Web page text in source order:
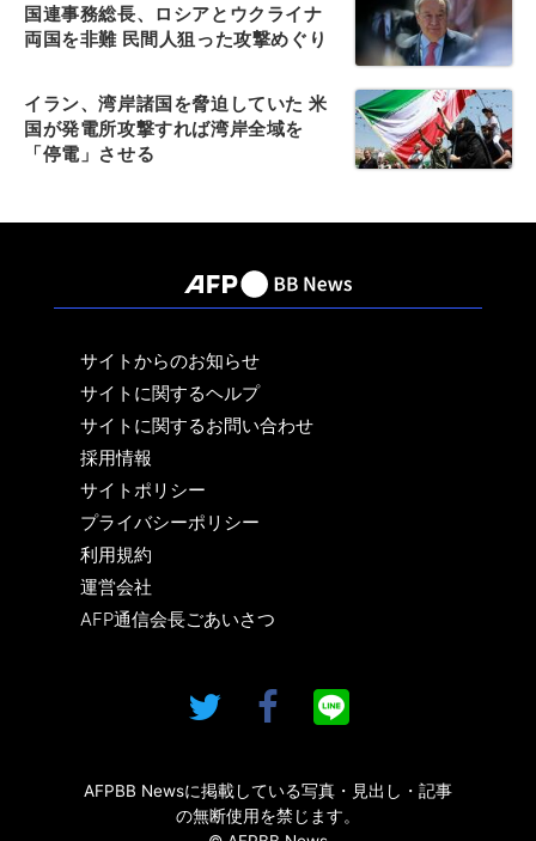
国連事務総長、ロシアとウクライナ
両国を非難 民間人狙った攻撃めぐり
イラン、湾岸諸国を脅迫していた 米
国が発電所攻撃すれば湾岸全域を
「停電」させる
サイトからのお知らせ
サイトに関するヘルプ
サイトに関するお問い合わせ
採用情報
サイトポリシー
プライバシーポリシー
利用規約
運営会社
AFP通信会長ごあいさつ
AFPBB Newsに掲載している写真・見出し・記事
の無断使用を禁じます。